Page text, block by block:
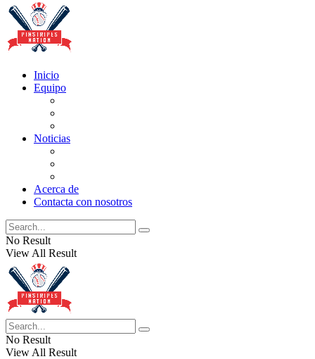
Inicio
Equipo
Noticias
Acerca de
Contacta con nosotros
No Result
View All Result
No Result
View All Result